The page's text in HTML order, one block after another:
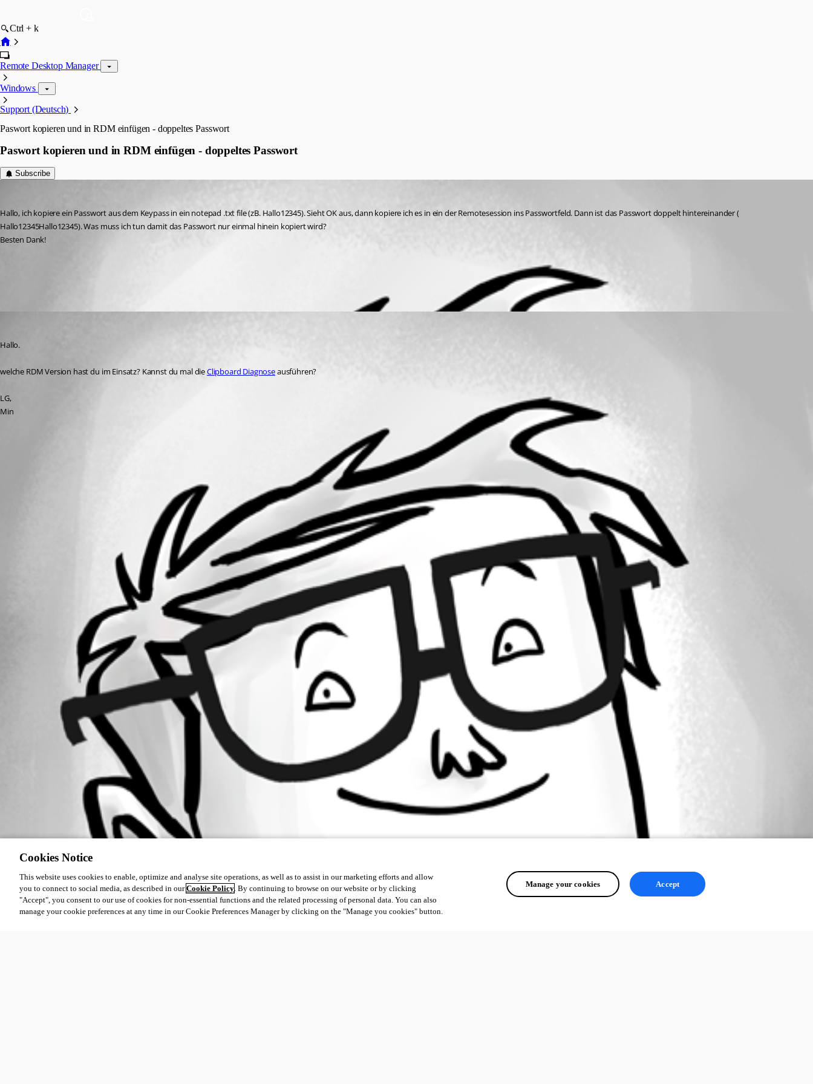
Ctrl + k
Remote Desktop Manager
Windows
Support (Deutsch)
Paswort kopieren und in RDM einfügen - doppeltes Passwort
Paswort kopieren und in RDM einfügen - doppeltes Passwort
Subscribe
Hallo, ich kopiere ein Passwort aus dem Keypass in ein notepad .txt file (zB. Hallo12345). Sieht OK aus, dann kopiere ich es in ein der Remotesession ins Passwortfeld. Dann ist das Passwort doppelt hintereinander (
Hallo12345Hallo12345). Was muss ich tun damit das Passwort nur einmal hinein kopiert wird?
Besten Dank!
Hallo.
welche RDM Version hast du im Einsatz? Kannst du mal die Clipboard Diagnose ausführen?
LG,
Min
Cookies Notice
This website uses cookies to enable, optimize and analyse site operations, as well as to assist in our marketing efforts and allow
you to connect to social media, as described in ourCookie Policy. By continuing to browse on our website or by clicking
"Accept", you consent to our use of cookies for non-essential functions and the related processing of personal data. You can also
manage your cookie preferences at any time in our Cookie Preferences Manager by clicking on the "Manage you cookies" button.
Manage your cookies Accept